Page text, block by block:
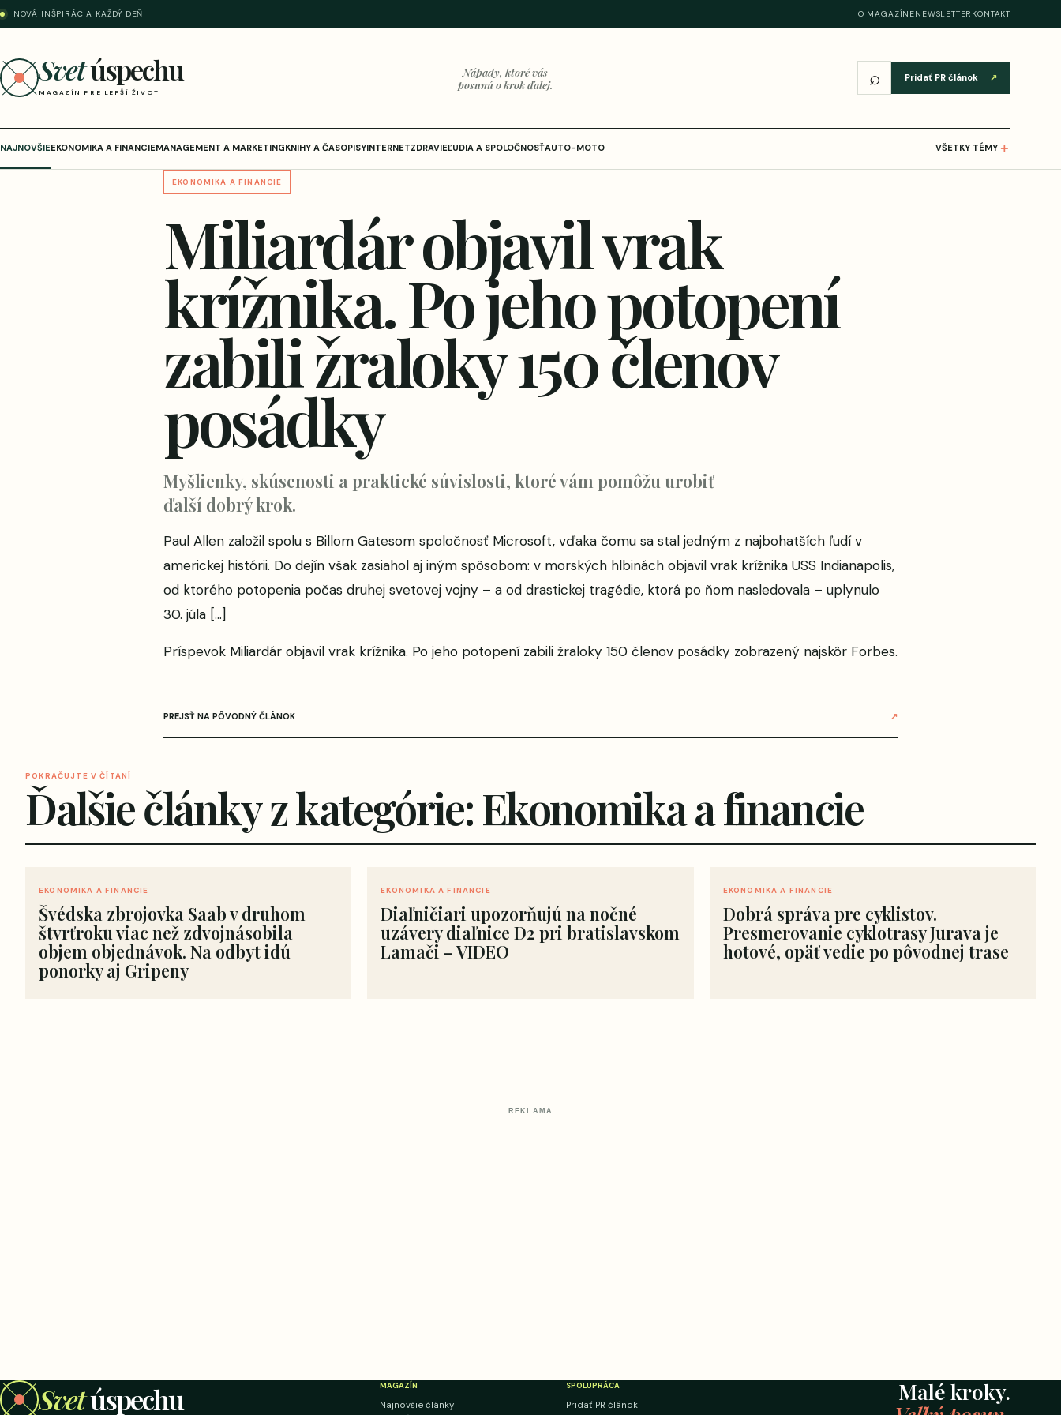
NOVÁ INŠPIRÁCIA KAŽDÝ DEŇ O MAGAZÍNENEWSLETTER KONTAKT
Svetúspechu
MAGAZÍN PRE LEPŠÍ ŽIVOT
Nápady, ktoré vás
posunú o krok ďalej.
⌕ Pridať PR článok ↗
NAJNOVŠIEEKONOMIKA A FINANCIEMANAGEMENT A MARKETINGKNIHY A ČASOPISYINTERNETZDRAVIEĽUDIA A SPOLOČNOSŤAUTO-MOTO VŠETKY TÉMY ＋
EKONOMIKA A FINANCIE
Miliardár objavil vrak
krížnika. Po jeho potopení
zabili žraloky 150 členov
posádky
Myšlienky, skúsenosti a praktické súvislosti, ktoré vám pomôžu urobiť
ďalší dobrý krok.
Paul Allen založil spolu s Billom Gatesom spoločnosť Microsoft, vďaka čomu sa stal jedným z najbohatších ľudí v
americkej histórii. Do dejín však zasiahol aj iným spôsobom: v morských hlbinách objavil vrak krížnika USS Indianapolis,
od ktorého potopenia počas druhej svetovej vojny – a od drastickej tragédie, ktorá po ňom nasledovala – uplynulo
30. júla […]
Príspevok Miliardár objavil vrak krížnika. Po jeho potopení zabili žraloky 150 členov posádky zobrazený najskôr Forbes.
PREJSŤ NA PÔVODNÝ ČLÁNOK ↗
POKRAČUJTE V ČÍTANÍ
Ďalšie články z kategórie: Ekonomika a financie
EKONOMIKA A FINANCIE
Švédska zbrojovka Saab v druhom
štvrťroku viac než zdvojnásobila
objem objednávok. Na odbyt idú
ponorky aj Gripeny
EKONOMIKA A FINANCIE
Diaľničiari upozorňujú na nočné
uzávery diaľnice D2 pri bratislavskom
Lamači – VIDEO
EKONOMIKA A FINANCIE
Dobrá správa pre cyklistov.
Presmerovanie cyklotrasy Jurava je
hotové, opäť vedie po pôvodnej trase
REKLAMA
Svetúspechu MAGAZÍN
Najnovšie články
SPOLUPRÁCA
Pridať PR článok
Malé kroky.